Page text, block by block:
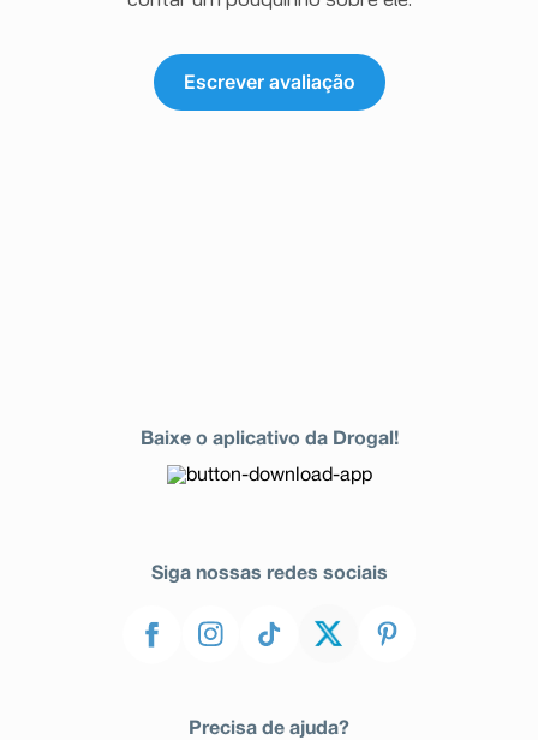
Escrever avaliação
Baixe o aplicativo da Drogal!
Siga nossas redes sociais
Precisa de ajuda?